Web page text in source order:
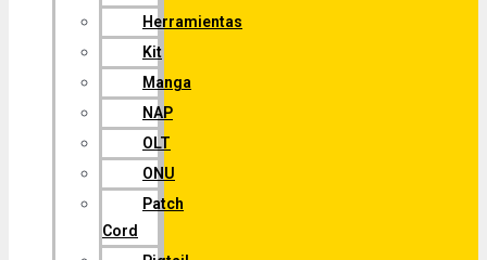
Herramientas
Kit
Manga
NAP
OLT
ONU
Patch
Cord